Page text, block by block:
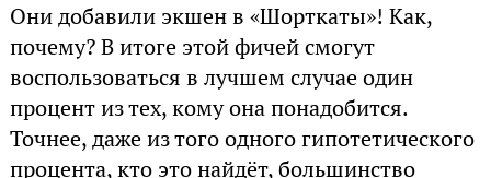
Они добавили экшен в «Шорткаты»! Как,
почему? В итоге этой фичей смогут
воспользоваться в лучшем случае один
процент из тех, кому она понадобится.
Точнее, даже из того одного гипотетического
процента, кто это найдёт, большинство